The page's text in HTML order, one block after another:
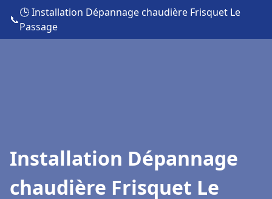
📞
🕒 Installation Dépannage chaudière Frisquet Le
Passage
Installation Dépannage
chaudière Frisquet Le